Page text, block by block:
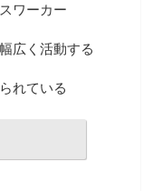
ワーカー
広く活動する
れている